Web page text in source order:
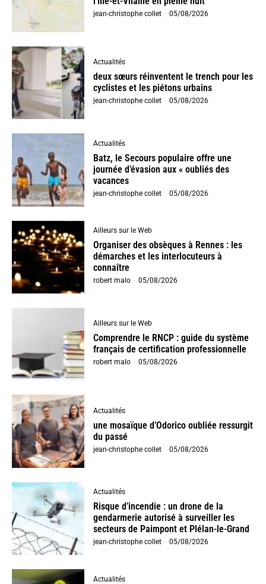
jean-christophe collet - 05/08/2026
Actualités
deux sœurs réinventent le trench pour les
cyclistes et les piétons urbains
jean-christophe collet - 05/08/2026
Actualités
Batz, le Secours populaire offre une
journée d’évasion aux « oubliés des
vacances
jean-christophe collet - 05/08/2026
Ailleurs sur le Web
Organiser des obsèques à Rennes : les
démarches et les interlocuteurs à
connaître
robert malo - 05/08/2026
Ailleurs sur le Web
Comprendre le RNCP : guide du système
français de certification professionnelle
robert malo - 05/08/2026
Actualités
une mosaïque d’Odorico oubliée ressurgit
du passé
jean-christophe collet - 05/08/2026
Actualités
Risque d’incendie : un drone de la
gendarmerie autorisé à surveiller les
secteurs de Paimpont et Plélan-le-Grand
jean-christophe collet - 05/08/2026
Actualités